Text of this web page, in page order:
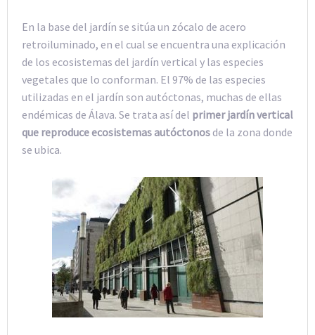
En la base del jardín se sitúa un zócalo de acero
retroiluminado, en el cual se encuentra una explicación
de los ecosistemas del jardín vertical y las especies
vegetales que lo conforman. El 97% de las especies
utilizadas en el jardín son autóctonas, muchas de ellas
endémicas de Álava. Se trata así del primer jardín vertical
que reproduce ecosistemas autóctonos de la zona donde
se ubica.